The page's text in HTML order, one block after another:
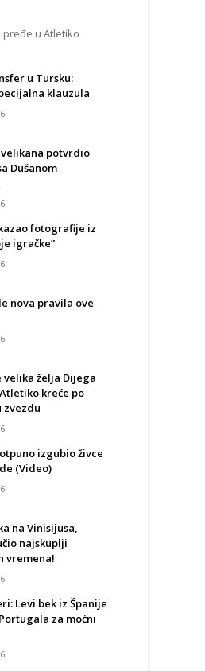
u Atletiko
u Tursku:
klauzula
potvrdio
Dušanom
fotografije iz
igračke”
nova pravila ove
velika želja Dijega
kreće po
zvezdu
izgubio živce
(Video)
na Vinisijusa,
najskuplji
vremena!
Levi bek iz Španije
za moćni